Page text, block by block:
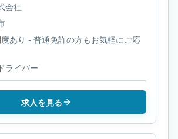
会社
あり - 普通免許の方もお気軽にご応
ライバー
求人を見る